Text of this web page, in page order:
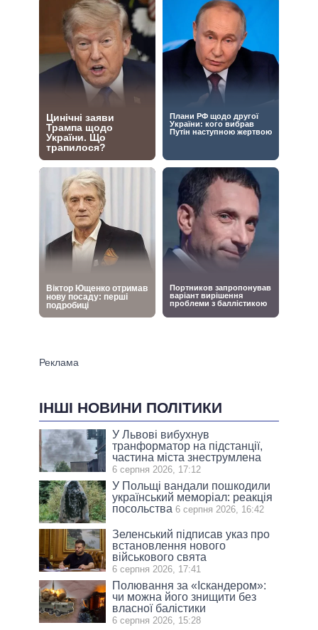
ІНШІ НОВИНИ ПОЛІТИКИ
У Львові вибухнув
транформатор на підстанції,
частина міста знеструмлена
6 серпня 2026, 17:12
У Польщі вандали пошкодили
український меморіал: реакція
посольства 6 серпня 2026, 16:42
Зеленський підписав указ про
встановлення нового
військового свята
6 серпня 2026, 17:41
Полювання за «Іскандером»:
чи можна його знищити без
власної балістики
6 серпня 2026, 15:28